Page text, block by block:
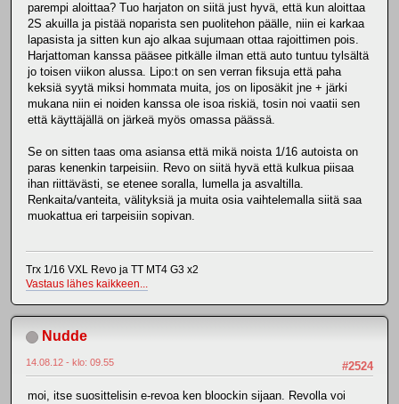
parempi aloittaa? Tuo harjaton on siitä just hyvä, että kun aloittaa
2S akuilla ja pistää noparista sen puolitehon päälle, niin ei karkaa
lapasista ja sitten kun ajo alkaa sujumaan ottaa rajoittimen pois.
Harjattoman kanssa pääsee pitkälle ilman että auto tuntuu tylsältä
jo toisen viikon alussa. Lipo:t on sen verran fiksuja että paha
keksiä syytä miksi hommata muita, jos on liposäkit jne + järki
mukana niin ei noiden kanssa ole isoa riskiä, tosin noi vaatii sen
että käyttäjällä on järkeä myös omassa päässä.
Se on sitten taas oma asiansa että mikä noista 1/16 autoista on
paras kenenkin tarpeisiin. Revo on siitä hyvä että kulkua piisaa
ihan riittävästi, se etenee soralla, lumella ja asvaltilla.
Renkaita/vanteita, välityksiä ja muita osia vaihtelemalla siitä saa
muokattua eri tarpeisiin sopivan.
Trx 1/16 VXL Revo ja TT MT4 G3 x2
Vastaus lähes kaikkeen...
Nudde
#2524
14.08.12 - klo: 09.55
moi, itse suosittelisin e-revoa ken bloockin sijaan. Revolla voi